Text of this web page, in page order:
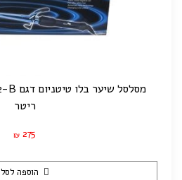
מסלסל שיער בלו טיטניום דגם XSZ-02-B | מבחר גדלים
ריטר
₪ 275
הוספה לסל